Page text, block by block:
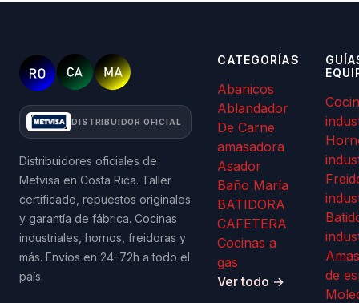
DISTRIBUIDOR OFICIAL
Distribuidores oficiales de
Metvisa en Costa Rica. Taller
certificado, repuestos originales
y garantía de fábrica. Cocinas
industriales, hornos, freidoras y
más. Envíos en 24–72h a todo el
país.
CATEGORÍAS
Abanicos
Ablandador
De Carne
amasadora
Asador
Baño María
BATIDORA
CAFETERA
Cocinas a
gas
Ver todo →
de